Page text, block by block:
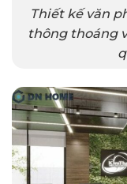
Thiết kế văn
thông thoáng